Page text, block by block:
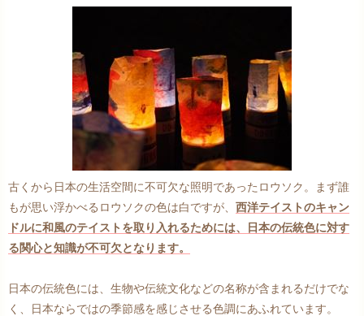
古くから日本の生活空間に不可欠な照明であったロウソク。まず誰
もが思い浮かべるロウソクの色は白ですが、 西洋テイストのキャン
ドルに和風のテイストを取り入れるためには、日本の伝統色に対す
る関心と知識が不可欠となります。
日本の伝統色には、生物や伝統文化などの名称が含まれるだけでな
く、日本ならではの季節感を感じさせる色調にあふれています。